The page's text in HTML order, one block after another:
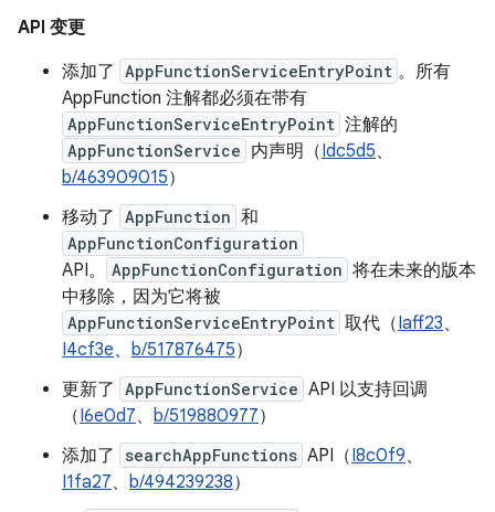
API 变更
添加了 AppFunctionServiceEntryPoint 。所有
AppFunction 注解都必须在带有
AppFunctionServiceEntryPoint 注解的
AppFunctionService 内声明（Idc5d5、
b/463909015）
移动了 AppFunction 和
AppFunctionConfiguration
API。 AppFunctionConfiguration 将在未来的版本
中移除，因为它将被
AppFunctionServiceEntryPoint 取代（Iaff23、
I4cf3e、 b/517876475）
更新了 AppFunctionService API 以支持回调
（I6e0d7、 b/519880977）
添加了
searchAppFunctions API（I8c0f9、
I1fa27、 b/494239238）